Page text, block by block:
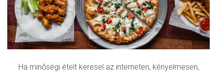
Ha minőségi ételt keresel az interneten, kényelmesen,